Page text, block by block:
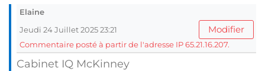
Elaine
Jeudi 24 Juillet 2025 23:21
Modifier
Commentaire posté à partir de l'adresse IP 65.21.16.207.
Cabinet IQ McKinney